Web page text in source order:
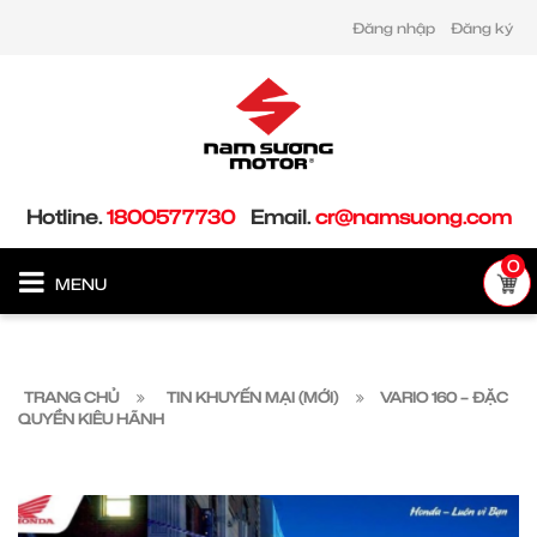
Đăng nhập Đăng ký
Hotline.1800577730 Email.cr@namsuong.com
MENU
0
TRANG CHỦ TIN KHUYẾN MẠI (MỚI)
VARIO 160 – ĐẶC
QUYỀN KIÊU HÃNH